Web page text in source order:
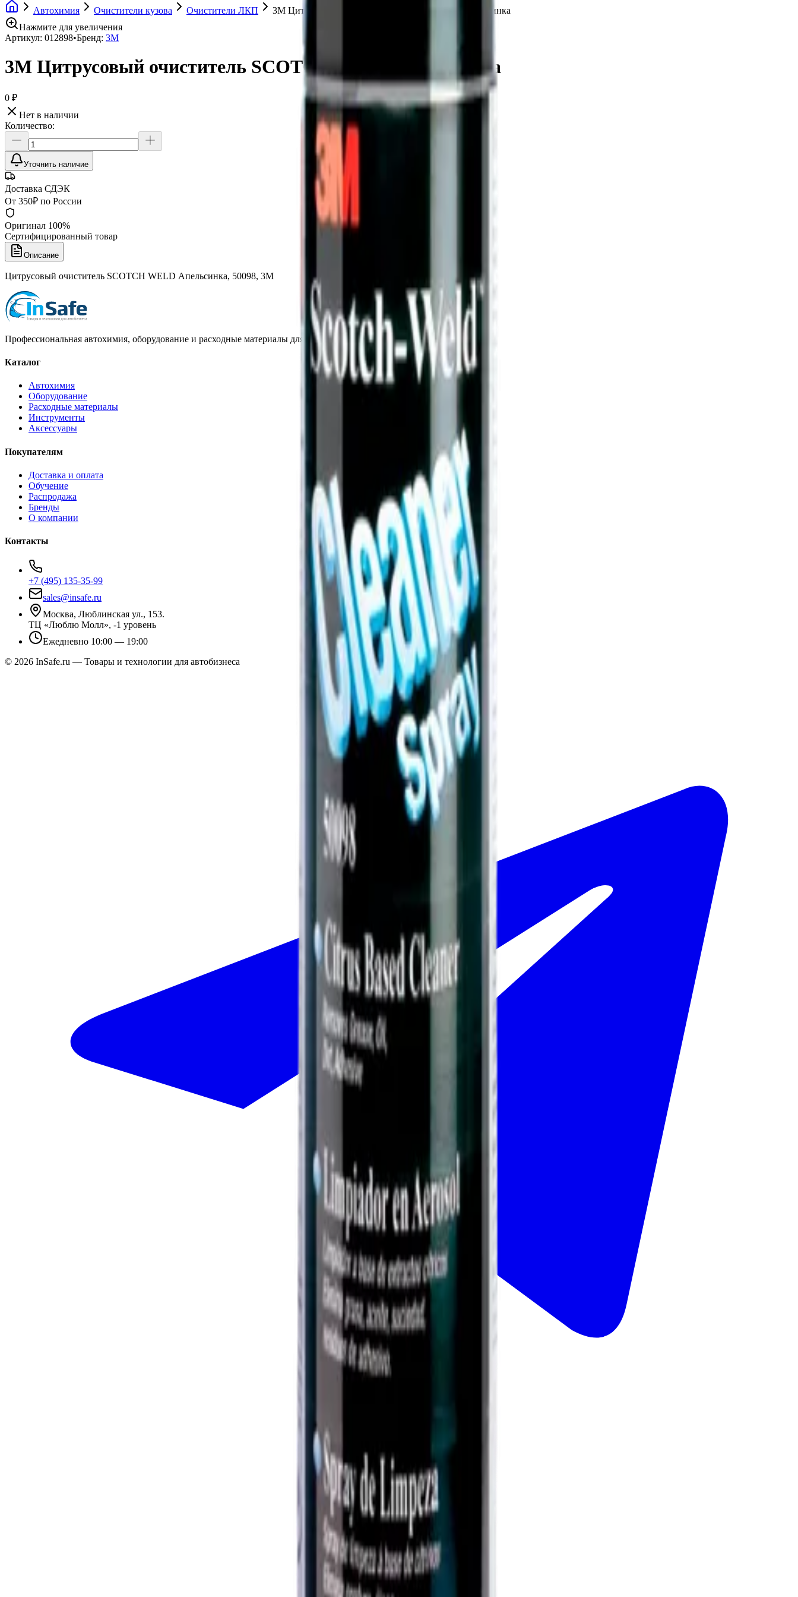
Автохимия Очистители кузова Очистители ЛКП
3М Цитрусовый очиститель SCOTCH WELD Апельсинка
Нажмите для увеличения
Артикул: 012898•Бренд: 3М
3М Цитрусовый очиститель SCOTCH WELD Апельсинка
0 ₽
Нет в наличии
Количество:
Уточнить наличие
Доставка СДЭК
От 350₽ по России
Оригинал 100%
Сертифицированный товар
Описание
Цитрусовый очиститель SCOTCH WELD Апельсинка, 50098, 3М
Профессиональная автохимия, оборудование и расходные материалы для детейлинга.
Каталог
Автохимия
Оборудование
Расходные материалы
Инструменты
Аксессуары
Покупателям
Доставка и оплата
Обучение
Распродажа
Бренды
О компании
Контакты
+7 (495) 135-35-99
sales@insafe.ru
Москва, Люблинская ул., 153.
ТЦ «Люблю Молл», -1 уровень
Ежедневно 10:00 — 19:00
© 2026 InSafe.ru — Товары и технологии для автобизнеса